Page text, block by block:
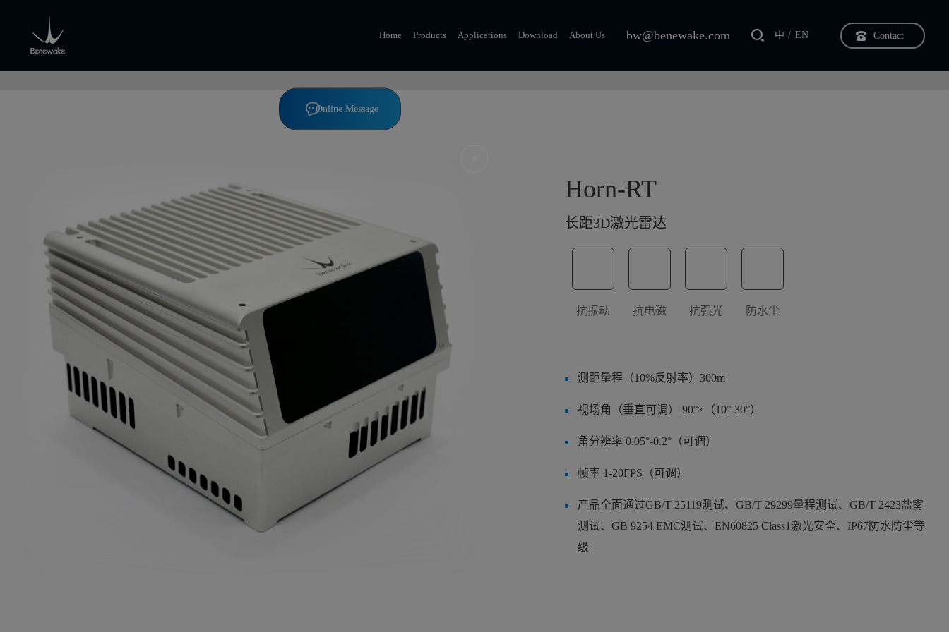
Home Products Applications Download About Us bw@benewake.com 中 EN Contact
AD2是国内首个基于轨道交通行业的长距3D激光雷达，满足轨道交通行业对高性能、高可靠性、严苛测试标准等多方面需求。Horn-RT可应用于多种部署场景，如列车车端及轨旁、站厅、站
台、段场等。通过获取高清图像级3D点云，实现目标检测、识别及远距离追踪等功能。Horn-RT支持多种工作模式，可定制性能参数，精准匹配客户的多复杂需求。
Online Message
Horn-RT
长距3D激光雷达
抗振动 抗电磁 抗强光 防水尘
测距量程（10%反射率）300m
视场角（垂直可调） 90°×（10°-30°）
角分辨率 0.05°-0.2°（可调）
帧率 1-20FPS（可调）
产品全面通过GB/T 25119测试、GB/T 29299量程测试、GB/T 2423盐雾
测试、GB 9254 EMC测试、EN60825 Class1激光安全、IP67防水防尘等
级